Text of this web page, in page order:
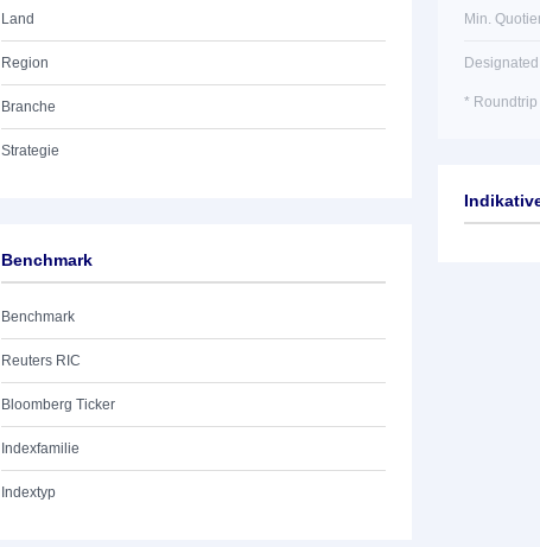
Land
Region
Branche
Strategie
Benchmark
Benchmark
Reuters RIC
Bloomberg Ticker
Indexfamilie
Indextyp
Min.
*